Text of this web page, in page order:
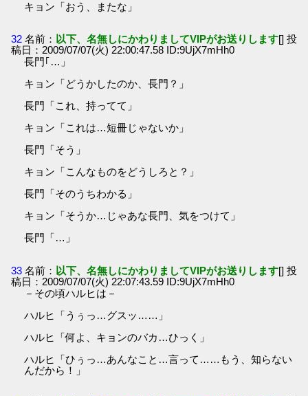
キョン「おう、またな」
32 名前： 以下、名無しにかわりましてVIPがお送りします[] 投
稿日：2009/07/07(火) 22:00:47.58 ID:9UjX7mHh0
長門｢…」
キョン「どうかしたのか、長門？」
長門「これ、持ってて」
キョン「これは…短冊じゃないか」
長門「そう」
キョン「こんなものをどうしろと？」
長門「そのうちわかる」
キョン「そうか…じゃあな長門、気をつけて」
長門「…」
33 名前： 以下、名無しにかわりましてVIPがお送りします[] 投
稿日：2009/07/07(火) 22:07:43.59 ID:9UjX7mHh0
－その頃ハルヒは－
ハルヒ「うぅっ…グスッ……」
ハルヒ「何よ、キョンのバカ…ひっく」
ハルヒ「ひぅっ…あんなこと…言って……もう、知らない
んだから！」